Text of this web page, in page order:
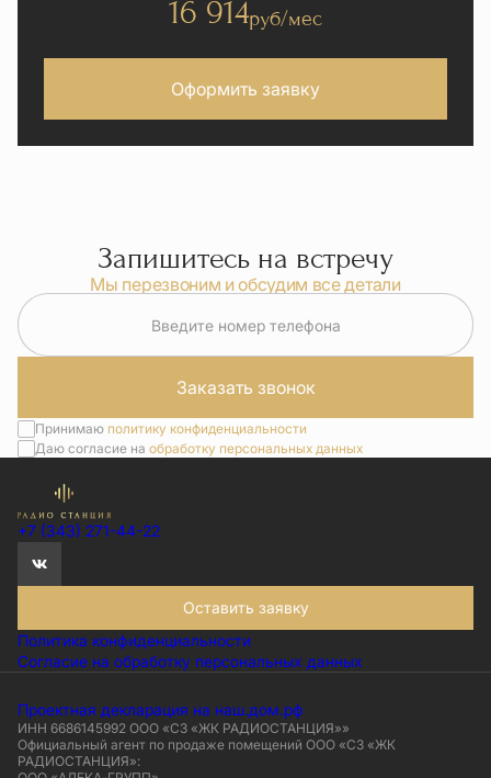
16 914руб/мес
Оформить заявку
Запишитесь на встречу
Мы перезвоним и обсудим все детали
Введите номер телефона
Заказать звонок
Принимаю политику конфиденциальности
Даю согласие на обработку персональных данных
+7 (343) 271-44-22
Оставить заявку
Политика конфиденциальности
Согласие на обработку персональных данных
Проектная декларация на наш.дом.рф
ИНН 6686145992 ООО «СЗ «ЖК РАДИОСТАНЦИЯ»»
Официальный агент по продаже помещений ООО «СЗ «ЖК
РАДИОСТАНЦИЯ»: